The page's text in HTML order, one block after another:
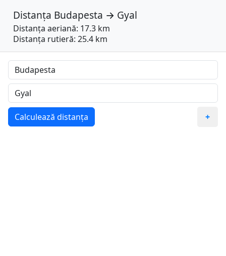
Distanța Budapesta → Gyal
Distanța aeriană: 17.3 km
Distanța rutieră: 25.4 km
Calculează distanța +